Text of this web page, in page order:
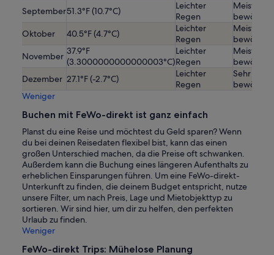
September51.3°F (10.7°C)
Leichter
Regen
Meist
bewölkt
Oktober
40.5°F (4.7°C)
Leichter
Regen
Meist
bewölkt
November 37.9°F
(3.3000000000000003°C)
Leichter
Regen
Meist
bewölkt
Dezember 27.1°F (-2.7°C)
Leichter
Regen
Sehr
bewölkt
Weniger
Buchen mit FeWo-direkt ist ganz einfach
Planst du eine Reise und möchtest du Geld sparen? Wenn
du bei deinen Reisedaten flexibel bist, kann das einen
großen Unterschied machen, da die Preise oft schwanken.
Außerdem kann die Buchung eines längeren Aufenthalts zu
erheblichen Einsparungen führen. Um eine FeWo-direkt-
Unterkunft zu finden, die deinem Budget entspricht, nutze
unsere Filter, um nach Preis, Lage und Mietobjekttyp zu
sortieren. Wir sind hier, um dir zu helfen, den perfekten
Urlaub zu finden.
Weniger
FeWo-direkt Trips: Mühelose Planung